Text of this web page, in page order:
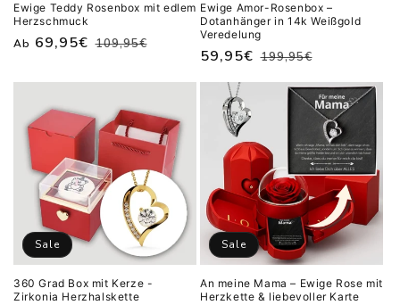
Ewige Teddy Rosenbox mit edlem
Herzschmuck
Normaler
109,95€
Verkaufspreis
Ab 69,95€
Ewige Amor-Rosenbox –
Dotanhänger in 14k Weißgold
Veredelung
Normaler
Preis
199,95€
Verkaufspreis
59,95€
Sale
360 Grad Box mit Kerze -
Zirkonia Herzhalskette
Sale
An meine Mama – Ewige Rose mit
Herzkette & liebevoller Karte